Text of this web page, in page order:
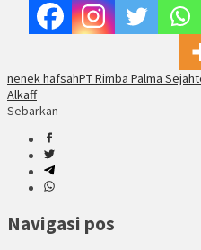
nenek hafsahPT Rimba Palma
Alkaff
Sebarkan
Navigasi pos